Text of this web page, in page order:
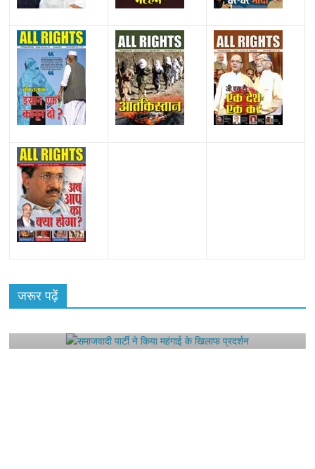
जरूर पढ़ें
राजनीतिक
समाजवादी पार्टी ने किया महंगाई के खिलाफ प्रदर्शन